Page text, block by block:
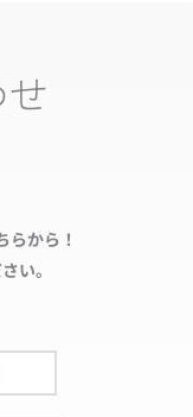
から！
い。